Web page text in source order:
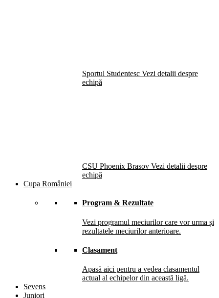
Sportul Studentesc Vezi detalii despre
echipă
CSU Phoenix Brasov Vezi detalii despre
echipă
Cupa României
Program & Rezultate
Vezi programul meciurilor care vor urma și
rezultatele meciurilor anterioare.
Clasament
Apasă aici pentru a vedea clasamentul
actual al echipelor din această ligă.
Sevens
Juniori